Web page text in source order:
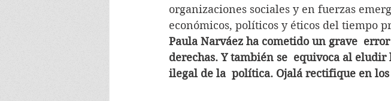
organizaciones sociales y en fuerzas
económicos, políticos y éticos del tiempo
Paula Narváez ha cometido un grave
derechas. Y también se  equivoca al
ilegal de la  política. Ojalá rectifique en